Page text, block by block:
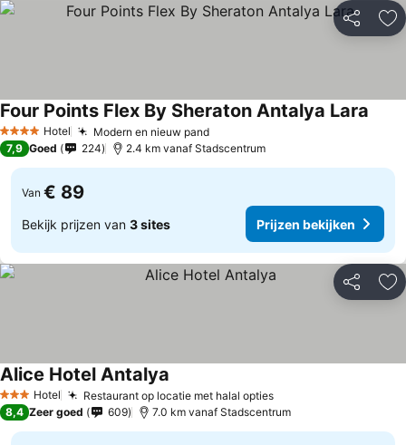
Delen
4 SterrenHotel Modern en nieuw pand
Four Points Flex By Sheraton Antalya Lara
7,9 Goed 224 2.4 km vanaf Stadscentrum
Van € 89
Bekijk prijzen van 3 sites Prijzen bekijken
Delen
3 SterrenHotel Restaurant op locatie met halal opties
Alice Hotel Antalya
8,4 Zeer goed 609 7.0 km vanaf Stadscentrum